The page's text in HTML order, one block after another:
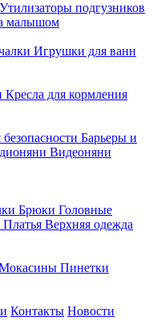
Утилизаторы подгузников
малышом
Игрушки для ванн
Кресла для кормления
Барьеры и
Видеоняни
Брюки Головные
Платья Верхняя одежда
Пинетки
Контакты Новости